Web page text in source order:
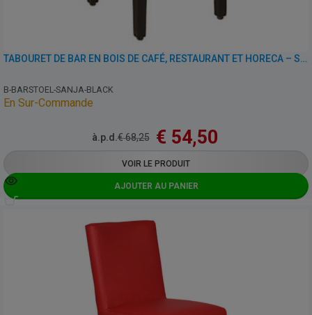
TABOURET DE BAR EN BOIS DE CAFÉ, RESTAURANT ET HORECA – SANJA – SIMILI CUIR
B-BARSTOEL-SANJA-BLACK
En Sur-Commande
à.p.d.€68,25 € 54,50
VOIR LE PRODUIT
AJOUTER AU PANIER